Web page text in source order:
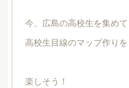
今、広島の高校生を集めて
高校生目線のマップ作りを
楽しそう！